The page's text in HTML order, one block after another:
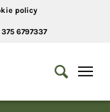
policy
6797337